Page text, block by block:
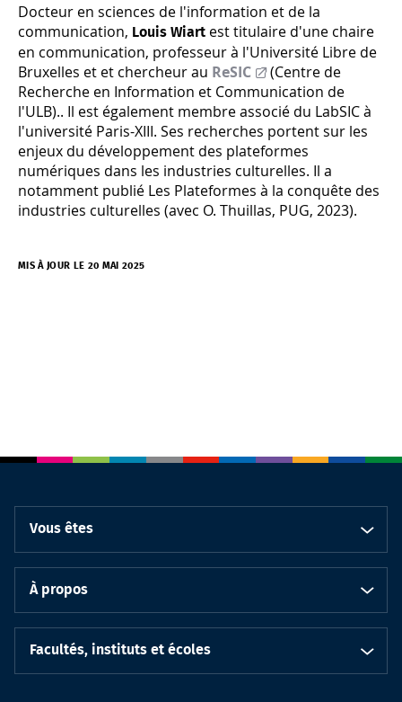
Docteur en sciences de l'information et de la
communication, Louis Wiart est titulaire d'une chaire
en communication, professeur à l'Université Libre de
Bruxelles et et chercheur au ReSIC
(Centre de
Recherche en Information et Communication de
l'ULB).. Il est également membre associé du LabSIC à
l'université Paris-XIII.​ Ses recherches portent sur les
enjeux du développement des plateformes
numériques dans les industries culturelles. Il a
notamment publié Les Plateformes à la conquête des
industries culturelles (avec O. Thuillas, PUG, 2023).
MIS À JOUR LE 20 MAI 2025
Vous êtes
À propos
Facultés, instituts et écoles